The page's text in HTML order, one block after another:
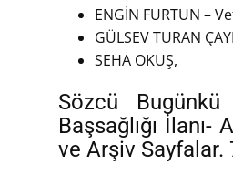
ENGİN FURTUN –
GÜLSEV TURAN
SEHA OKUŞ,
Sözcü
Başsağlığı İlanı-
ve Arşiv Sayfalar.